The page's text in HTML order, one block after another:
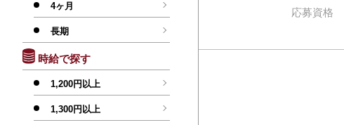
4ヶ月
長期
時給で探す
1,200円以上
1,300円以上
応募資格